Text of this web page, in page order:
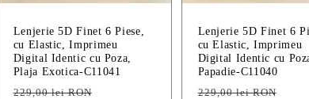
Lenjerie 5D Finet 6 Piese,
cu Elastic, Imprimeu
Digital Identic cu Poza,
Plaja Exotica-C11041
Preț
229,00 lei RON
Lenjerie 5D Finet 6
cu Elastic, Imprimeu
Digital Identic cu
Papadie-C11040
Preț
229,00 lei RON